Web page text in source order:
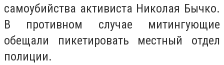
самоубийства активиста Николая Бычко.
В противном случае митингующие
обещали пикетировать местный отдел
полиции.